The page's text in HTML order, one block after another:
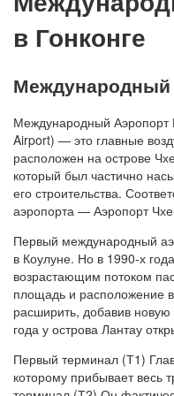
в Гонконге
Международный
Международный Аэропорт
Airport) — это главные
расположен на острове
который был частично
его строительства.
аэропорта — Аэропорт
Первый международный
в Коулуне. Но в 1990-х
возрастающим потоком
площадь и расположение
расширить, добавив
года у острова Лантау
Первый терминал (Т1)
которому прибывает весь